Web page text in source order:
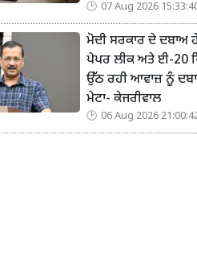
07 Aug 2026
ਮੋਦੀ ਸਰਕਾਰ ਦੇ ਦਬਾਅ
ਪੇਪਰ ਲੀਕ ਅਤੇ ਈ-20
ਉੱਠ ਰਹੀ ਆਵਾਜ਼ ਨੂੰ ਦਬਾ
ਮੇਟਾ- ਕੇਜਰੀਵਾਲ
06 Aug 2026